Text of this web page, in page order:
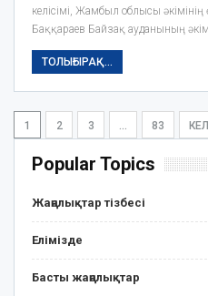
келісімі, Жамбыл облысы
Баққараев Байзақ ауданының
ТОЛЫҒЫРАҚ...
1 2 3 83
Popular Topics
Жаңалықтар тізбесі
Елімізде
Басты жаңалықтар